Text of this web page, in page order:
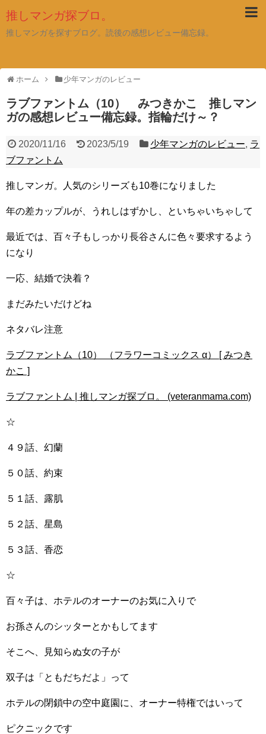
推しマンガ探ブロ。
推しマンガを探すブログ。読後の感想レビュー備忘録。
ホーム 少年マンガのレビュー
ラブファントム（10） みつきかこ 推しマン
ガの感想レビュー備忘録。指輪だけ～？
2020/11/16 2023/5/19 少年マンガのレビュー, ラ
ブファントム
推しマンガ。人気のシリーズも10巻になりました
年の差カップルが、うれしはずかし、といちゃいちゃして
最近では、百々子もしっかり長谷さんに色々要求するよう
になり
一応、結婚で決着？
まだみたいだけどね
ネタバレ注意
ラブファントム（10） （フラワーコミックス α） [ みつき
かこ ]
ラブファントム | 推しマンガ探ブロ。 (veteranmama.com)
☆
４９話、幻蘭
５０話、約束
５１話、露肌
５２話、星島
５３話、香恋
☆
百々子は、ホテルのオーナーのお気に入りで
お孫さんのシッターとかもしてます
そこへ、見知らぬ女の子が
双子は「ともだちだよ」って
ホテルの閉鎖中の空中庭園に、オーナー特権ではいって
ピクニックです